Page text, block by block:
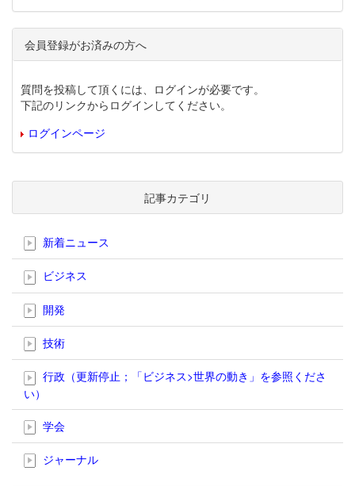
会員登録がお済みの方へ
質問を投稿して頂くには、ログインが必要です。
下記のリンクからログインしてください。
ログインページ
記事カテゴリ
新着ニュース
ビジネス
開発
技術
行政（更新停止；「ビジネス>世界の動き」を参照くださ
い）
学会
ジャーナル